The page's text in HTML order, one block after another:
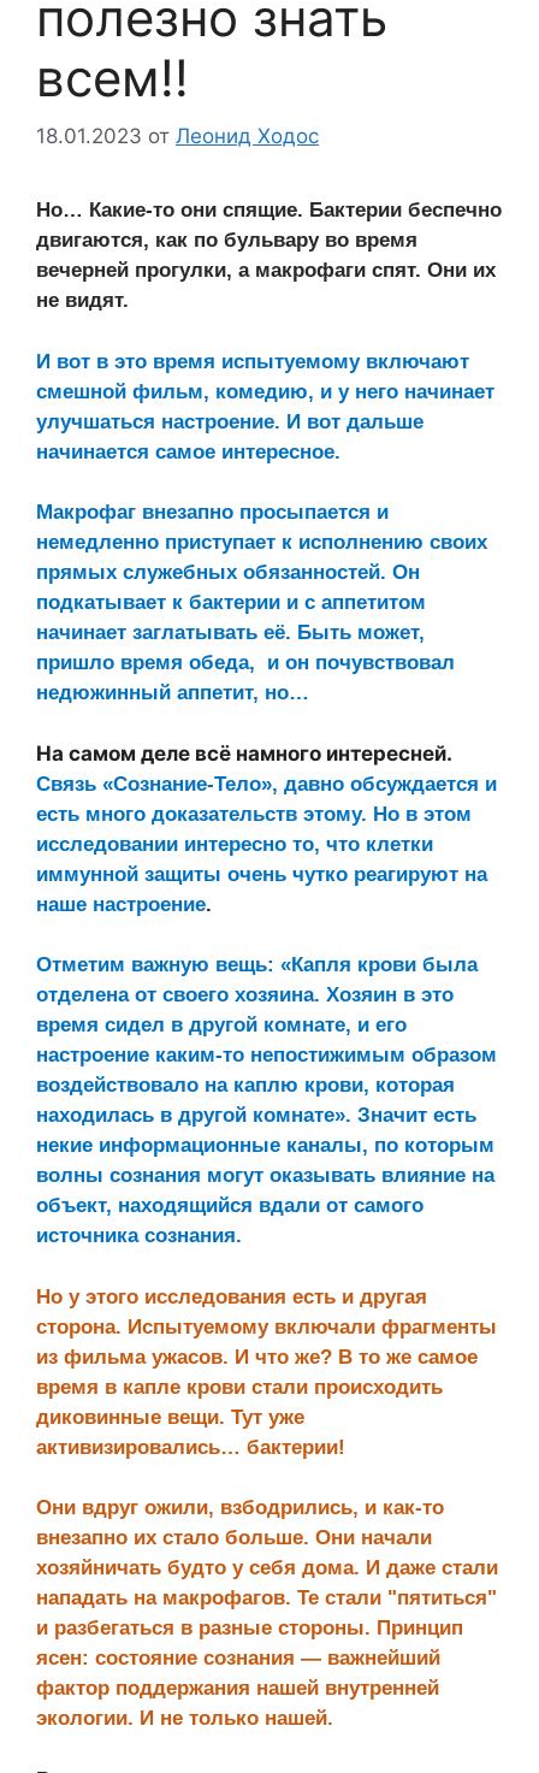
полезно знать
всем!!
18.01.2023 от Леонид Ходос
Но… Какие-то они спящие. Бактерии беспечно
двигаются, как по бульвару во время
вечерней прогулки, а макрофаги спят. Они их
не видят.
И вот в это время испытуемому включают
смешной фильм, комедию, и у него начинает
улучшаться настроение. И вот дальше
начинается самое интересное.
Макрофаг внезапно просыпается и
немедленно приступает к исполнению своих
прямых служебных обязанностей. Он
подкатывает к бактерии и с аппетитом
начинает заглатывать её. Быть может,
пришло время обеда, и он почувствовал
недюжинный аппетит, но…
На самом деле всё намного интересней.
Связь «Сознание-Тело», давно обсуждается и
есть много доказательств этому. Но в этом
исследовании интересно то, что клетки
иммунной защиты очень чутко реагируют на
наше настроение.
Отметим важную вещь: «Капля крови была
отделена от своего хозяина. Хозяин в это
время сидел в другой комнате, и его
настроение каким-то непостижимым образом
воздействовало на каплю крови, которая
находилась в другой комнате». Значит есть
некие информационные каналы, по которым
волны сознания могут оказывать влияние на
объект, находящийся вдали от самого
источника сознания.
Но у этого исследования есть и другая
сторона. Испытуемому включали фрагменты
из фильма ужасов. И что же? В то же самое
время в капле крови стали происходить
диковинные вещи. Тут уже
активизировались… бактерии!
Они вдруг ожили, взбодрились, и как-то
внезапно их стало больше. Они начали
хозяйничать будто у себя дома. И даже стали
нападать на макрофагов. Те стали "пятиться"
и разбегаться в разные стороны. Принцип
ясен: состояние сознания — важнейший
фактор поддержания нашей внутренней
экологии. И не только нашей.